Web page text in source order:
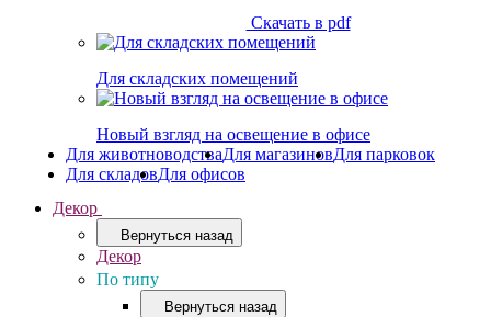
Скачать в pdf
Для складских помещений
Новый взгляд на освещение в офисе
Для животноводстваДля магазиновДля парковок
Для складовДля офисов
Декор
Вернуться назад
Декор
По типу
Вернуться назад